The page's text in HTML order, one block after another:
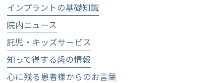
インプラントの基礎知識
院内ニュース
託児・キッズサービス
知って得する歯の情報
心に残る患者様からのお言葉